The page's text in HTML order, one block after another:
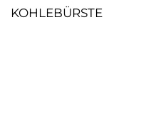
KOHLEBÜRSTE